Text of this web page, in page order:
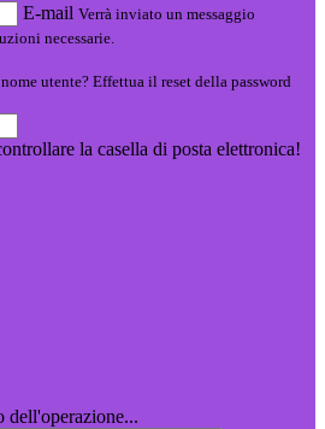
E-mail Verrà inviato un messaggio
necessarie.
utente? Effettua il reset della password
la casella di posta elettronica!
dell'operazione...